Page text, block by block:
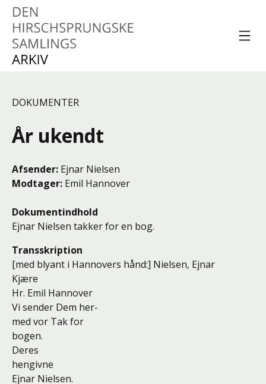
DOKUMENTER
År ukendt
Afsender Ejnar Nielsen
Modtager Emil Hannover
Dokumentindhold
Ejnar Nielsen takker for en bog.
Transskription
[med blyant i Hannovers hånd:] Nielsen, Ejnar
Kjære
Hr. Emil Hannover
Vi sender Dem her-
med vor Tak for
bogen.
Deres
hengivne
Ejnar Nielsen.